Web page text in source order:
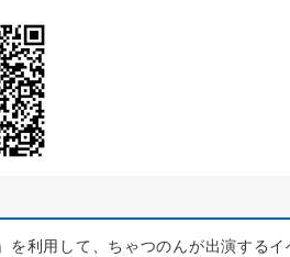
を利用して、ちゃつのんが出演する